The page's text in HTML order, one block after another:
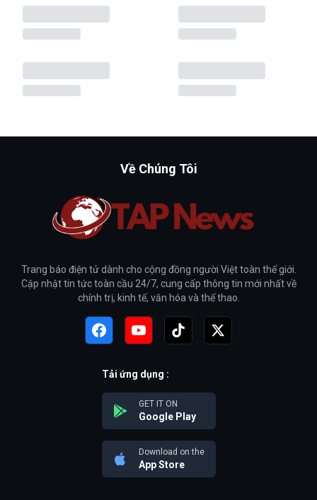
Về Chúng Tôi
Trang báo điện tử dành cho cộng đồng người Việt toàn thế giới.
Cập nhật tin tức toàn cầu 24/7, cung cấp thông tin mới nhất về
chính trị, kinh tế, văn hóa và thể thao.
Tải ứng dụng :
GET IT ON
Google Play
Download on the
App Store